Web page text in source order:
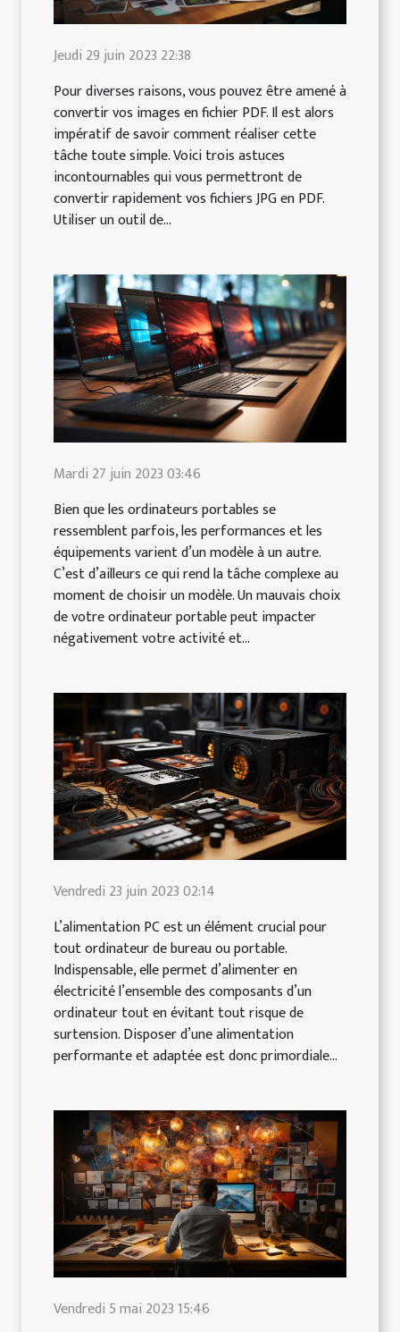
Jeudi 29 juin 2023 22:38
Pour diverses raisons, vous pouvez être amené à
convertir vos images en fichier PDF. Il est alors
impératif de savoir comment réaliser cette
tâche toute simple. Voici trois astuces
incontournables qui vous permettront de
convertir rapidement vos fichiers JPG en PDF.
Utiliser un outil de...
Mardi 27 juin 2023 03:46
Bien que les ordinateurs portables se
ressemblent parfois, les performances et les
équipements varient d’un modèle à un autre.
C’est d’ailleurs ce qui rend la tâche complexe au
moment de choisir un modèle. Un mauvais choix
de votre ordinateur portable peut impacter
négativement votre activité et...
Vendredi 23 juin 2023 02:14
L’alimentation PC est un élément crucial pour
tout ordinateur de bureau ou portable.
Indispensable, elle permet d’alimenter en
électricité l’ensemble des composants d’un
ordinateur tout en évitant tout risque de
surtension. Disposer d’une alimentation
performante et adaptée est donc primordiale...
Vendredi 5 mai 2023 15:46